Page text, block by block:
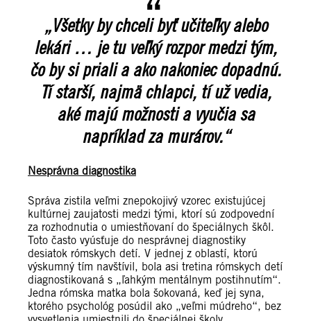
„Všetky by chceli byť učiteľky alebo
lekári … je tu veľký rozpor medzi tým,
čo by si priali a ako nakoniec dopadnú.
Tí starší, najmä chlapci, tí už vedia,
aké majú možnosti a vyučia sa
napríklad za murárov.“
Nesprávna diagnostika
Správa zistila veľmi znepokojivý vzorec existujúcej
kultúrnej zaujatosti medzi tými, ktorí sú zodpovední
za rozhodnutia o umiestňovaní do špeciálnych škôl.
Toto často vyúsťuje do nesprávnej diagnostiky
desiatok rómskych detí. V jednej z oblastí, ktorú
výskumný tím navštívil, bola asi tretina rómskych detí
diagnostikovaná s „ľahkým mentálnym postihnutím“.
Jedna rómska matka bola šokovaná, keď jej syna,
ktorého psychológ posúdil ako „veľmi múdreho“, bez